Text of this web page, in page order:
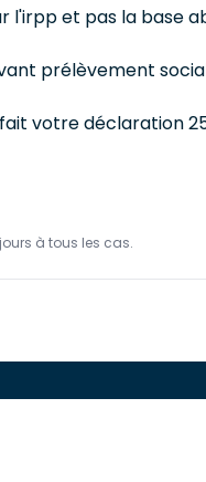
l'irpp et pas la base
prélèvement
votre déclaration
à tous les cas.